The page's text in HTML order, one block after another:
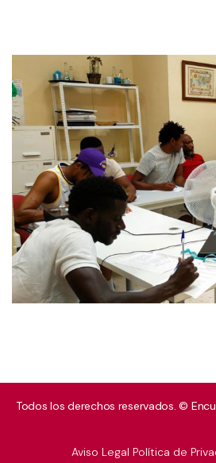
Todos los derechos reservados. ©
Aviso Legal Política de